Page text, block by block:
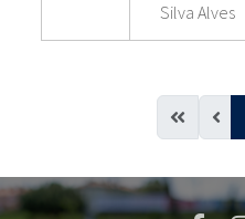
Silva Alves